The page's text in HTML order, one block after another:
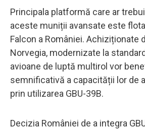
Principala platformă care ar
aceste muniții avansate este
Falcon a României. Achiziționate
Norvegia, modernizate la
avioane de luptă multirol vor
semnificativă a capacității lor de
prin utilizarea GBU-39B.
Decizia României de a integra